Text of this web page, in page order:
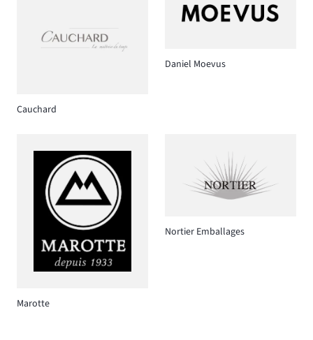
Cauchard
Daniel Moevus
Marotte
Nortier Emballages